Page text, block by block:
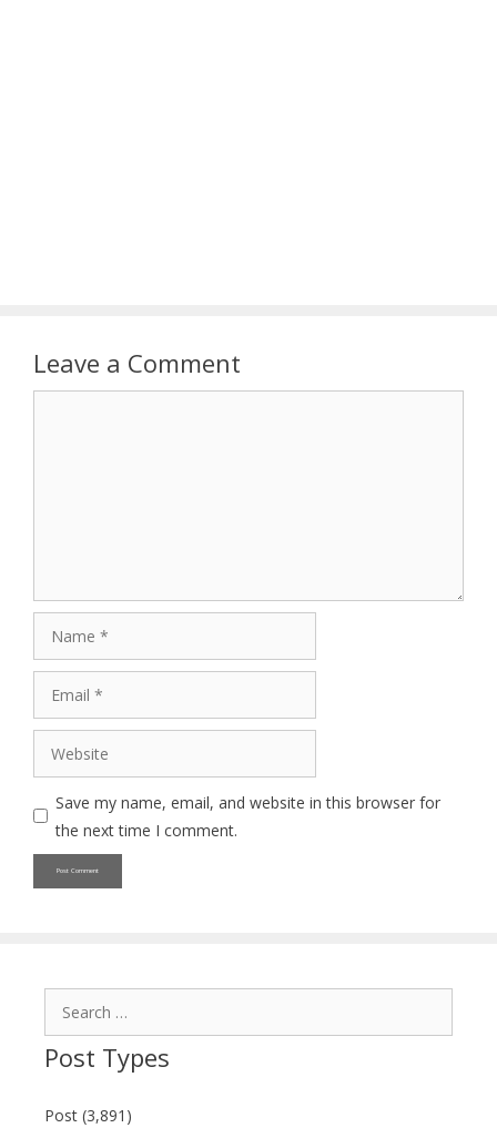
Leave a Comment
Website
Save my name, email, and website in this browser for
the next time I comment.
Post Types
Post (3,891)